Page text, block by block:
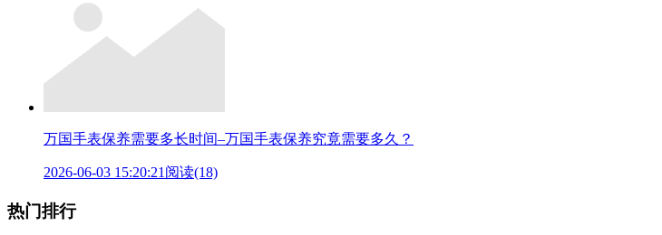
万国手表保养需要多长时间–万国手表保养究竟需要多久？
2026-06-03 15:20:21 阅读(18)
热门排行